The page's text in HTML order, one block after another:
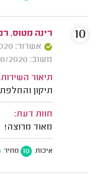
רינה מטוס,
אשרור: 27/12/2020
משוב: 27/10/2020
תיאור
תיקון
חוות דעת:
מאוד מרוצה!
איכות 10 מחיר
10